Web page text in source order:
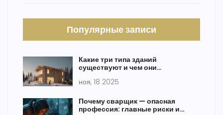
Популярные записи
Какие три типа зданий
существуют и чем они
ноя, 18 2025
Почему сварщик — опасная
профессия: главные риски и